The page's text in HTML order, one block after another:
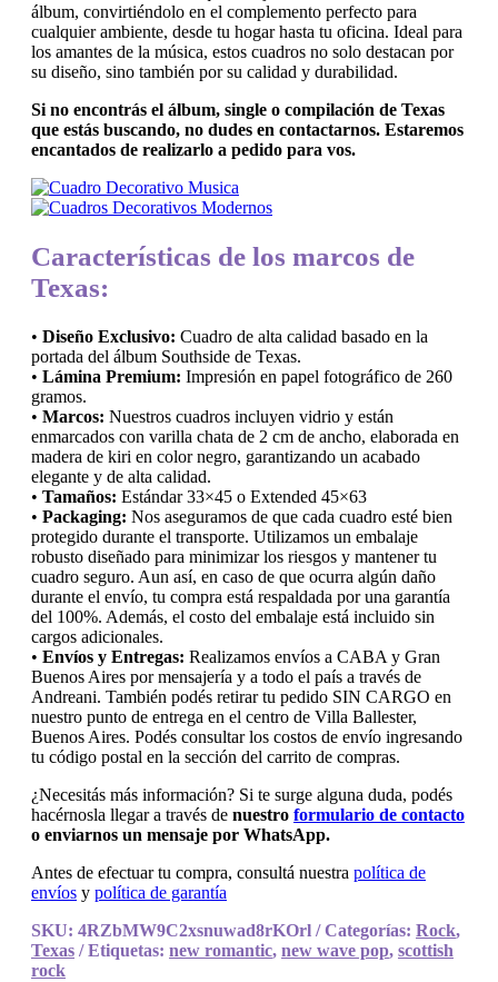
álbum, convirtiéndolo en el complemento perfecto para
cualquier ambiente, desde tu hogar hasta tu oficina. Ideal para
los amantes de la música, estos cuadros no solo destacan por
su diseño, sino también por su calidad y durabilidad.
Si no encontrás el álbum, single o compilación de Texas
que estás buscando, no dudes en contactarnos. Estaremos
encantados de realizarlo a pedido para vos.
Características de los marcos de
Texas:
• Diseño Exclusivo: Cuadro de alta calidad basado en la
portada del álbum Southside de Texas.
• Lámina Premium: Impresión en papel fotográfico de 260
gramos.
• Marcos: Nuestros cuadros incluyen vidrio y están
enmarcados con varilla chata de 2 cm de ancho, elaborada en
madera de kiri en color negro, garantizando un acabado
elegante y de alta calidad.
• Tamaños: Estándar 33×45 o Extended 45×63
• Packaging: Nos aseguramos de que cada cuadro esté bien
protegido durante el transporte. Utilizamos un embalaje
robusto diseñado para minimizar los riesgos y mantener tu
cuadro seguro. Aun así, en caso de que ocurra algún daño
durante el envío, tu compra está respaldada por una garantía
del 100%. Además, el costo del embalaje está incluido sin
cargos adicionales.
• Envíos y Entregas: Realizamos envíos a CABA y Gran
Buenos Aires por mensajería y a todo el país a través de
Andreani. También podés retirar tu pedido SIN CARGO en
nuestro punto de entrega en el centro de Villa Ballester,
Buenos Aires. Podés consultar los costos de envío ingresando
tu código postal en la sección del carrito de compras.
¿Necesitás más información? Si te surge alguna duda, podés
hacérnosla llegar a través de nuestro formulario de contacto
o enviarnos un mensaje por WhatsApp.
Antes de efectuar tu compra, consultá nuestra política de
envíos y política de garantía
SKU: 4RZbMW9C2xsnuwad8rKOrl Categorías: Rock,
Texas
Etiquetas: new romantic, new wave pop, scottish
rock